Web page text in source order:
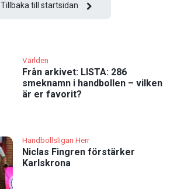
Tillbaka till startsidan
Världen
Från arkivet: LISTA: 286
smeknamn i handbollen – vilken
är er favorit?
Handbollsligan Herr
Niclas Fingren förstärker
Karlskrona